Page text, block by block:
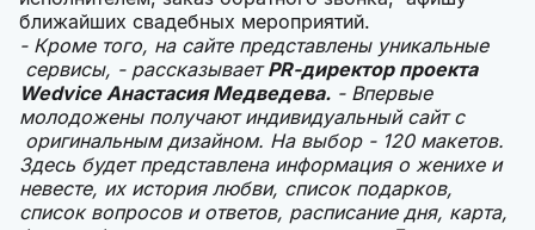
ближайших свадебных мероприятий.
- Кроме того, на сайте представлены уникальные
сервисы, - рассказываетPR-директор проекта
Wedvice Анастасия Медведева. - Впервые
молодожены получают индивидуальный сайт с
оригинальным дизайном. На выбор - 120 макетов.
Здесь будет представлена информация о женихе и
невесте, их история любви, список подарков,
список вопросов и ответов, расписание дня, карта,